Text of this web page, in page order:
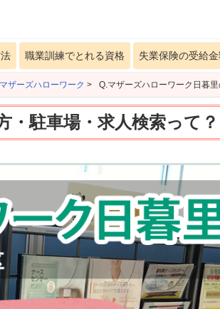
職業訓練でとれる資格 失業保険の受給
ザーズハローワーク > Q.マザーズハローワーク日暮
・駐車場・求人検索って？